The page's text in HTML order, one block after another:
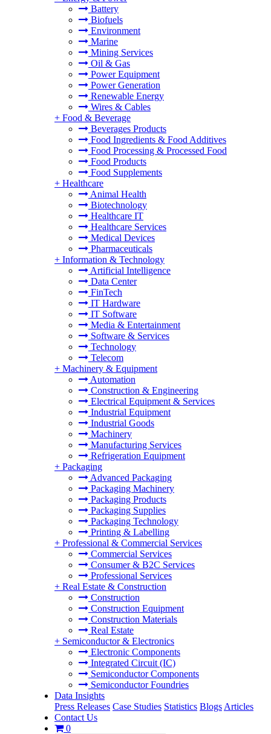
Battery
Biofuels
Environment
Marine
Mining Services
Oil & Gas
Power Equipment
Power Generation
Renewable Energy
Wires & Cables
+ Food & Beverage
Beverages Products
Food Ingredients & Food Additives
Food Processing & Processed Food
Food Products
Food Supplements
+ Healthcare
Animal Health
Biotechnology
Healthcare IT
Healthcare Services
Medical Devices
Pharmaceuticals
+ Information & Technology
Artificial Intelligence
Data Center
FinTech
IT Hardware
IT Software
Media & Entertainment
Software & Services
Technology
Telecom
+ Machinery & Equipment
Automation
Construction & Engineering
Electrical Equipment & Services
Industrial Equipment
Industrial Goods
Machinery
Manufacturing Services
Refrigeration Equipment
+ Packaging
Advanced Packaging
Packaging Machinery
Packaging Products
Packaging Supplies
Packaging Technology
Printing & Labelling
+ Professional & Commercial Services
Commercial Services
Consumer & B2C Services
Professional Services
+ Real Estate & Construction
Construction
Construction Equipment
Construction Materials
Real Estate
+ Semiconductor & Electronics
Electronic Components
Integrated Circuit (IC)
Semiconductor Components
Semiconductor Foundries
Data Insights
Press Releases Case Studies Statistics Blogs Articles
Contact Us
0